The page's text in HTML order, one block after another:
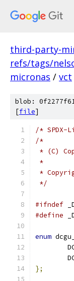
third-party-
refs/tags/
micronas / vct
blob:
[file]
/*
/*
* (C)
*
*
*/
#ifndef
#define
enum
};